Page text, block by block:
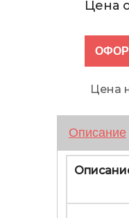
Цена
Цена
Описание